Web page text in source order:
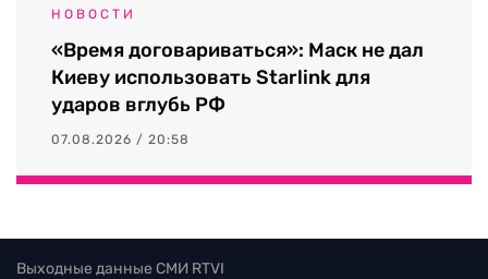
НОВОСТИ
«Время договариваться»: Маск не дал
Киеву использовать Starlink для
ударов вглубь РФ
07.08.2026 / 20:58
Выходные данные СМИ RTVI